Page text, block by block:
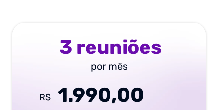
3 reuniões
por mês
R$ 1.990,00